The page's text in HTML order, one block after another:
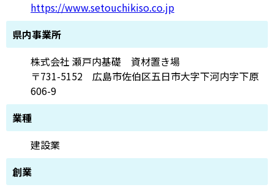
https://www.setouchikiso.co.jp
県内事業所
株式会社 瀬戸内基礎 資材置き場
〒731-5152 広島市佐伯区五日市大字下河内字下原
606-9
業種
建設業
創業